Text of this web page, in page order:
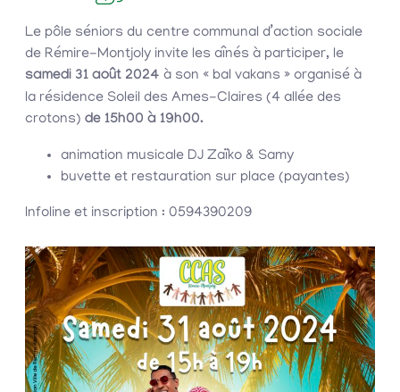
Le pôle séniors du centre communal d’action sociale
de Rémire-Montjoly invite les aînés à participer, le
samedi 31 août 2024 à son « bal vakans » organisé à
la résidence Soleil des Ames-Claires (4 allée des
crotons) de 15h00 à 19h00.
animation musicale DJ Zaïko & Samy
buvette et restauration sur place (payantes)
Infoline et inscription : 0594390209